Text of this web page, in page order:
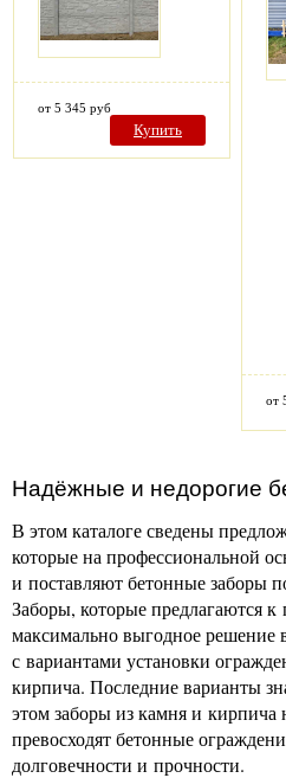
от 5 345 руб
Купить
от
Надёжные и недорогие
В этом каталоге сведены
которые на профессиональной
и поставляют бетонные заборы
Заборы, которые предлагаются
максимально выгодное решение
с вариантами установки
кирпича. Последние варианты
этом заборы из камня и кирпича
превосходят бетонные
долговечности и прочности.